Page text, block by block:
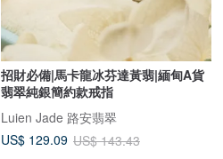
招財必備|馬卡龍冰芬達黃翡|緬甸A貨
翡翠純銀簡約款戒指
Luien Jade 路安翡翠
US$ 129.09 US$ 143.43